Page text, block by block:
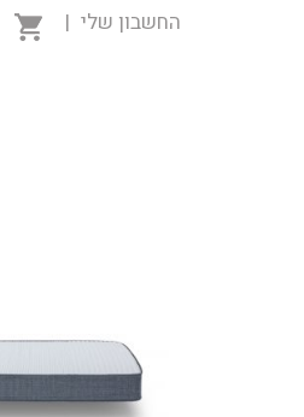
החשבון שלי |